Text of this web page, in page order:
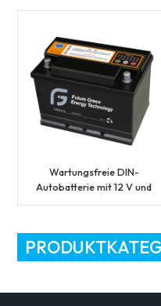
Wartungsfreie DIN-
Autobatterie mit 12 V und